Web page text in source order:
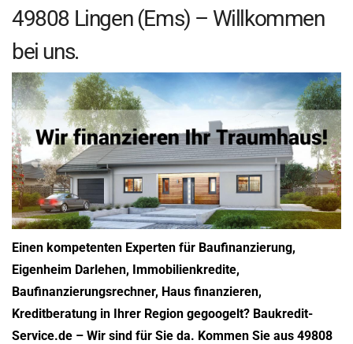
49808 Lingen (Ems) – Willkommen
bei uns.
Einen kompetenten Experten für Baufinanzierung,
Eigenheim Darlehen, Immobilienkredite,
Baufinanzierungsrechner, Haus finanzieren,
Kreditberatung in Ihrer Region gegoogelt? Baukredit-
Service.de – Wir sind für Sie da. Kommen Sie aus 49808